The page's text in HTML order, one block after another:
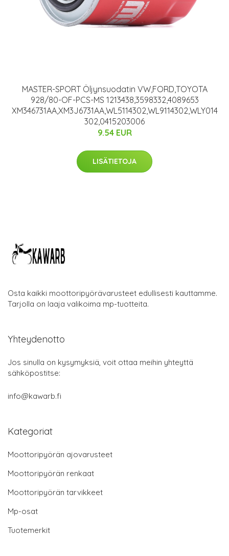
MASTER-SPORT Öljynsuodatin VW,FORD,TOYOTA
928/80-OF-PCS-MS 1213438,3598332,4089653
XM346731AA,XM3J6731AA,WL5114302,WL9114302,WLY014
302,0415203006
9.54 EUR
LISÄTIETOJA
Osta kaikki moottoripyörävarusteet edullisesti kauttamme.
Tarjolla on laaja valikoima mp-tuotteita.
Yhteydenotto
Jos sinulla on kysymyksiä, voit ottaa meihin yhteyttä
sähköpostitse:
info@kawarb.fi
Kategoriat
Moottoripyörän ajovarusteet
Moottoripyörän renkaat
Moottoripyörän tarvikkeet
Mp-osat
Tuotemerkit